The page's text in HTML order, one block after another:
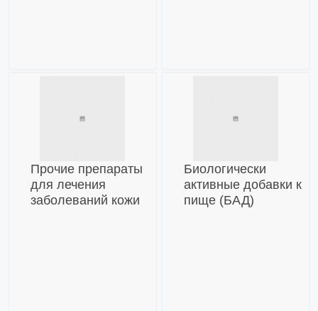
Прочие препараты
для лечения
заболеваний кожи
Биологически
активные добавки к
пище (БАД)